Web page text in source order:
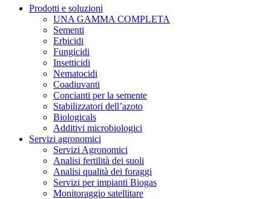
Prodotti e soluzioni
UNA GAMMA COMPLETA
Sementi
Erbicidi
Fungicidi
Insetticidi
Nematocidi
Coadiuvanti
Concianti per la semente
Stabilizzatori dell’azoto
Biologicals
Additivi microbiologici
Servizi agronomici
Servizi Agronomici
Analisi fertilità dei suoli
Analisi qualità dei foraggi
Servizi per impianti Biogas
Monitoraggio satellitare